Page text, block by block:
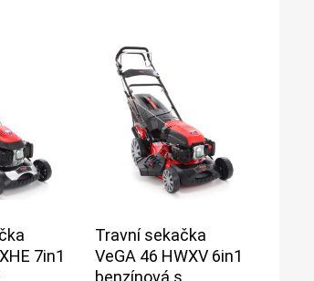
7in1
Travní sekačka
VeGA 46 HWXV 6in1
benzínová s